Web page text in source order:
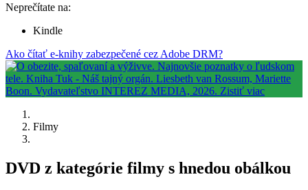
Neprečítate na:
Kindle
Ako čítať e-knihy zabezpečené cez Adobe DRM?
Filmy
DVD z kategórie filmy s hnedou obálkou